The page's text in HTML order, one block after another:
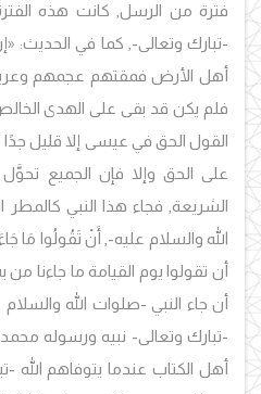
فترة من الرسل, كانت هذه
-تبارك وتعالى-, كما في الحديث:
أهل الأرض فمقتهم عجمهم
فلم يكن قد بقى على الهدى
القول الحق في عيسى إلا قليل
على الحق وإلا فإن الجميع
الشريعة, فجاء هذا النبي
الله والسلام عليه-, أَنْ تَقُولُوا مَا
أن تقولوا يوم القيامة ما جاءنا
أن جاء النبي -صلوات الله
-تبارك وتعالى- نبيه ورسوله
أهل الكتاب عندما يتوفاهم الله